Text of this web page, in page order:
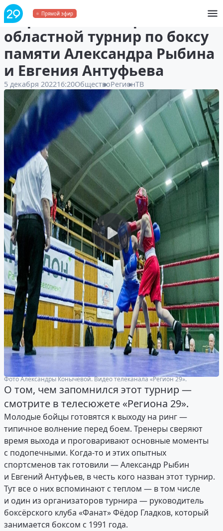
Прямой эфир
В Архангельске прошёл
областной турнир по боксу
памяти Александра Рыбина
и Евгения Антуфьева
5 декабря 202216:20ОбществоРегионТВ
Фото Александры Конычевой. Видео телеканала «Регион 29».
О том, чем запомнился этот турнир —
смотрите в телесюжете «Региона 29».
Молодые бойцы готовятся к выходу на ринг —
типичное волнение перед боем. Тренеры сверяют
время выхода и проговаривают основные моменты
с подопечными. Когда-то и этих опытных
спортсменов так готовили — Александр Рыбин
и Евгений Антуфьев, в честь кого назван этот турнир.
Тут все о них вспоминают с теплом — в том числе
и один из организаторов турнира — руководитель
боксёрского клуба «Фанат» Фёдор Гладков, который
занимается боксом с 1991 года.